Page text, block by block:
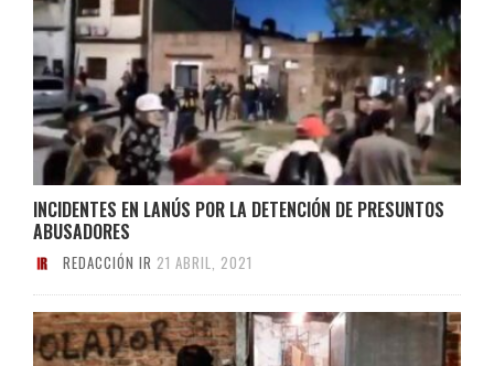
INCIDENTES EN LANÚS POR LA DETENCIÓN DE PRESUNTOS
ABUSADORES
REDACCIÓN IR 21 ABRIL, 2021